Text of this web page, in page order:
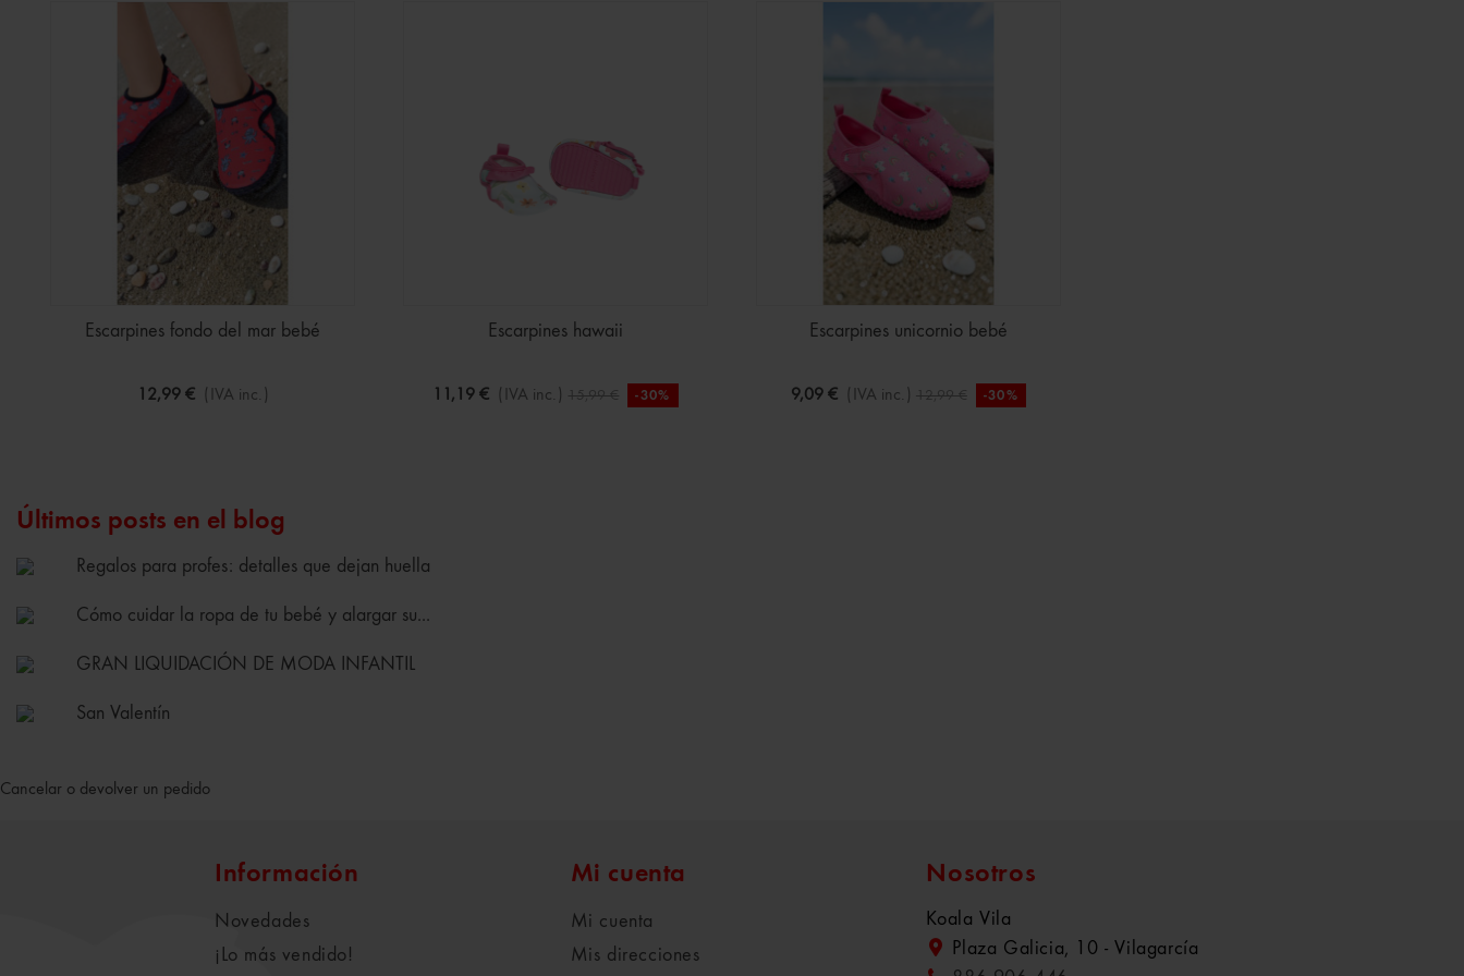
Escarpines fondo del mar bebé
12,99 € (IVA inc.)
Escarpines hawaii
11,19 € (IVA inc.) 15,99 € -30%
Escarpines unicornio bebé
9,09 € (IVA inc.) 12,99 € -30%
Últimos posts en el blog
Regalos para profes: detalles que dejan huella
Cómo cuidar la ropa de tu bebé y alargar su...
GRAN LIQUIDACIÓN DE MODA INFANTIL
San Valentín
Cancelar o devolver un pedido
Información
Novedades
¡Lo más vendido!
Mi cuenta
Mi cuenta
Mis direcciones
Nosotros
Koala Vila
Plaza Galicia, 10 - Vilagarcía